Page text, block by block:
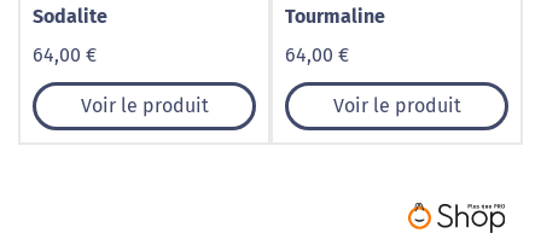
Sodalite
64,00 €
Voir le produit
Tourmaline
64,00 €
Voir le produit